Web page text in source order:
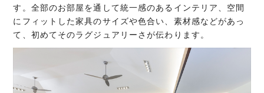
す。全部のお部屋を通して統一感のあるインテリア、空間
にフィットした家具のサイズや色合い、素材感などがあっ
て、初めてそのラグジュアリーさが伝わります。